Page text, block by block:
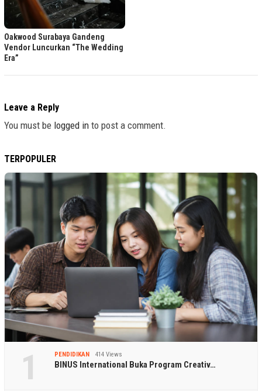
Oakwood Surabaya Gandeng
Vendor Luncurkan “The Wedding
Era”
Leave a Reply
You must be logged in to post a comment.
TERPOPULER
1 PENDIDIKAN 414 Views
BINUS International Buka Program Creativ…